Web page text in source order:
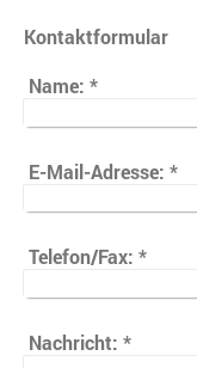
Kontaktformular
Name: *
E-Mail-Adresse: *
Telefon/Fax: *
Nachricht: *